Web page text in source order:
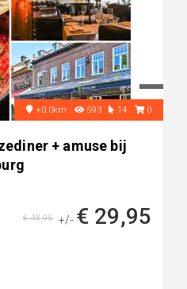
+0.0km 593 14 0
+ amuse bij
+/- € 29,95
€ 48,95